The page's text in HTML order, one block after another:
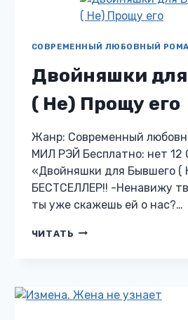
СОВРЕМЕННЫЙ ЛЮБОВНЫЙ
Двойняшки
( Не) Прощу его
Жанр: Современный
МИЛ РЭЙ Бесплатно: нет 12
«Двойняшки для Бывшего (
БЕСТСЕЛЛЕР!! -Ненавижу
ты уже скажешь ей о нас?…
ЧИТАТЬ ДВОЙНЯШКИ
ПРОЩУ